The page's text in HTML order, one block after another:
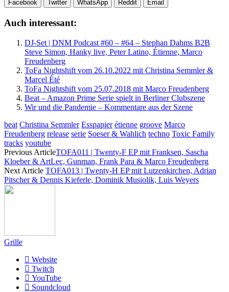
Facebook Twitter WhatsApp Reddit Email
Auch interessant:
DJ-Set | DNM Podcast #60 – #64 – Stephan Dahms B2B
Steve Simon, Hanky live, Peter Latino, Étienne, Marco
Freudenberg
ToFa Nightshift vom 26.10.2022 mit Christina Semmler &
Marcel Été
ToFa Nightshift vom 25.07.2018 mit Marco Freudenberg
Beat – Amazon Prime Serie spielt in Berliner Clubszene
Wir und die Pandemie – Kommentare aus der Szene
beat Christina Semmler Esspapier étienne groove Marco
Freudenberg release serie Soeser & Wahlich techno Toxic Family
tracks youtube
Previous ArticleTOFA011 | Twenty-F EP mit Franksen, Sascha
Kloeber & ArtLec, Gunman, Frank Para & Marco Freudenberg
Next Article TOFA013 | Twenty-H EP mit Lutzenkirchen, Adrian
Pitscher & Dennis Kieferle, Dominik Musiolik, Luis Weyers
Grille
Website
Twitch
YouTube
Soundcloud